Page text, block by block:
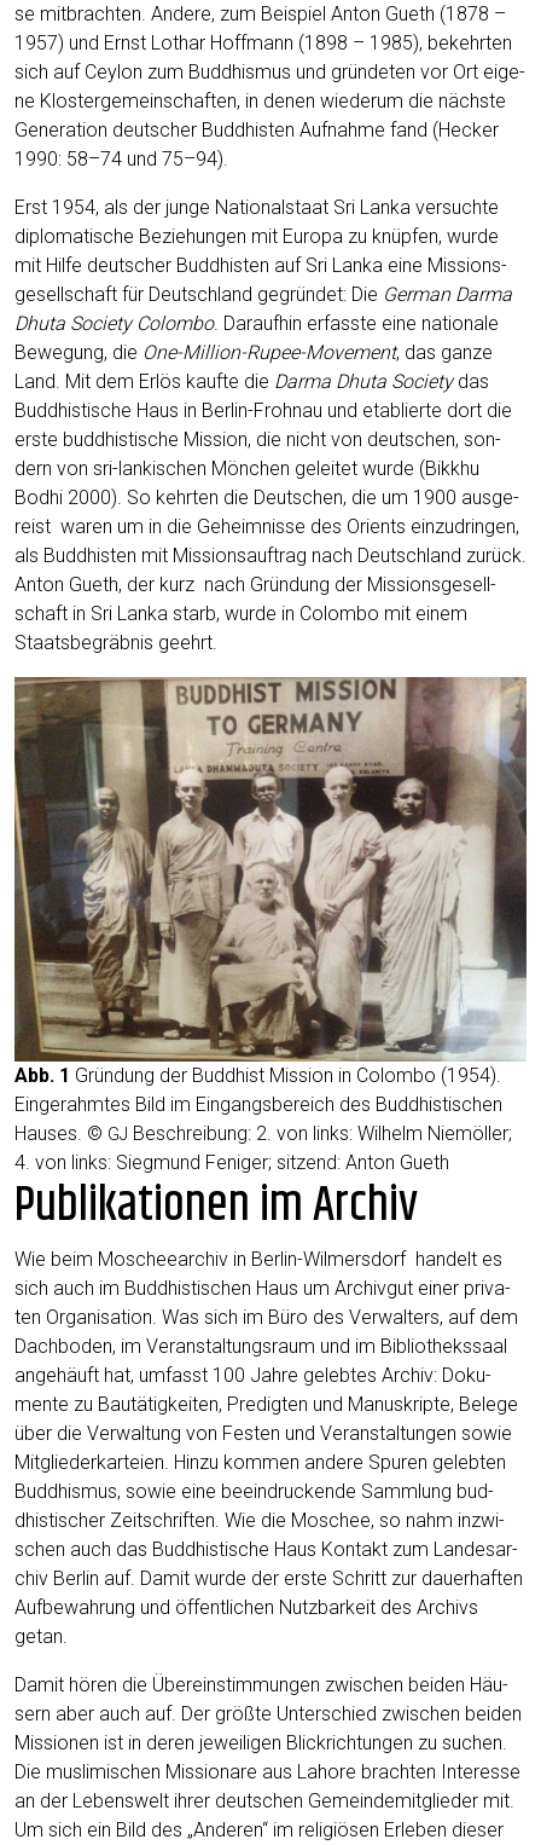
se mit­brach­ten. Ande­re, zum Bei­spiel Anton Gueth (1878 –
1957) und Ernst Lothar Hoff­mann (1898 – 1985), bekehr­ten
sich auf Cey­lon zum Bud­dhis­mus und grün­de­ten vor Ort eige­
ne Klos­ter­ge­mein­schaf­ten, in denen wie­der­um die nächs­te
Gene­ra­ti­on deut­scher Bud­dhis­ten Auf­nah­me fand (Hecker
1990: 58–74 und 75–94).
Erst 1954, als der jun­ge Natio­nal­staat Sri Lan­ka ver­such­te
diplo­ma­ti­sche Bezie­hun­gen mit Euro­pa zu knüp­fen, wur­de
mit Hil­fe deut­scher Bud­dhis­ten auf Sri Lan­ka eine Mis­si­ons­
ge­sell­schaft für Deutsch­land gegrün­det: Die Ger­man Darma
Dhu­ta Socie­ty Colom­bo. Dar­auf­hin erfass­te eine natio­na­le
Bewe­gung, die One-Mil­li­on-Rupee-Move­ment, das gan­ze
Land. Mit dem Erlös kauf­te die Darma Dhu­ta Socie­tydas
Bud­dhis­ti­sche Haus in Ber­lin-Froh­nau und eta­blier­te dort die
ers­te bud­dhis­ti­sche Mis­si­on, die nicht von deut­schen, son­
dern von sri-lan­ki­schen Mön­chen gelei­tet wur­de (Bikkhu
Bodhi 2000). So kehr­ten die Deut­schen, die um 1900 aus­ge­
reist waren um in die Geheim­nis­se des Ori­ents ein­zu­drin­gen,
als Bud­dhis­ten mit Mis­si­ons­auf­trag nach Deutsch­land zurück.
Anton Gueth, der kurz nach Grün­dung der Mis­si­ons­ge­sell­
schaft in Sri Lan­ka starb, wur­de in Colom­bo mit einem
Staats­be­gräb­nis geehrt.
Abb. 1 Grün­dung der Bud­dhist Mis­si­on in Colom­bo (1954).
Ein­ge­rahm­tes Bild im Ein­gangs­be­reich des Bud­dhis­ti­schen
Hau­ses. © GJ Beschrei­bung: 2. von links: Wil­helm Niem­öl­ler;
4. von links: Sieg­mund Feni­ger; sit­zend: Anton Gueth
Publikationen im Archiv
Wie beim Moschee­ar­chiv in Ber­lin-Wil­mers­dorf han­delt es
sich auch im Bud­dhis­ti­schen Haus um Archiv­gut einer pri­va­
ten Orga­ni­sa­ti­on. Was sich im Büro des Ver­wal­ters, auf dem
Dach­bo­den, im Ver­an­stal­tungs­raum und im Biblio­theks­saal
ange­häuft hat, umfasst 100 Jah­re geleb­tes Archiv: Doku­
men­te zu Bau­tä­tig­kei­ten, Pre­dig­ten und Manu­skrip­te, Bele­ge
über die Ver­wal­tung von Fes­ten und Ver­an­stal­tun­gen sowie
Mit­glie­der­kar­tei­en. Hin­zu kom­men ande­re Spu­ren geleb­ten
Bud­dhis­mus, sowie eine beein­dru­cken­de Samm­lung bud­
dhis­ti­scher Zeit­schrif­ten. Wie die Moschee, so nahm inzwi­
schen auch das Bud­dhis­ti­sche Haus Kon­takt zum Lan­des­ar­
chiv Ber­lin auf. Damit wur­de der ers­te Schritt zur dau­er­haf­ten
Auf­be­wah­rung und öffent­li­chen Nutz­bar­keit des Archivs
getan.
Damit hören die Über­ein­stim­mun­gen zwi­schen bei­den Häu­
sern aber auch auf. Der größ­te Unter­schied zwi­schen bei­den
Mis­sio­nen ist in deren jewei­li­gen Blick­rich­tun­gen zu suchen.
Die mus­li­mi­schen Mis­sio­na­re aus Laho­re brach­ten Inter­es­se
an der Lebens­welt ihrer deut­schen Gemein­de­mit­glie­der mit.
Um sich ein Bild des „Ande­ren“ im reli­giö­sen Erle­ben die­ser